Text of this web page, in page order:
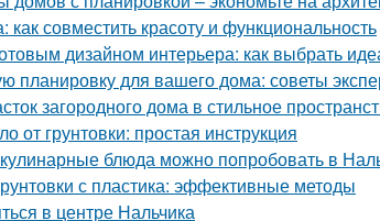
совместить красоту и функциональность
дизайном интерьера: как выбрать
планировку для вашего дома: советы
загородного дома в стильное
от грунтовки: простая инструкция
блюда можно попробовать в
с пластика: эффективные методы
в центре Нальчика